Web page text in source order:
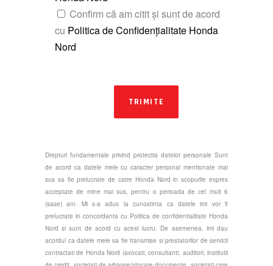
Confirm că am citit și sunt de acord
cu Politica de Confidențialitate Honda
Nord
TRIMITE
Drepturi fundamentale privind protectia datelor personale Sunt
de acord ca datele mele cu caracter personal mentionate mai
sus sa fie prelucrate de catre Honda Nord in scopurile expres
acceptate de mine mai sus, pentru o perioada de cel mult 6
(sase) ani. Mi s-a adus la cunostinta ca datele imi vor fi
prelucrate in concordanta cu Politica de confidentialitate Honda
Nord si sunt de acord cu acest lucru. De asemenea, imi dau
acordul ca datele mele sa fie transmise si prestatorilor de servicii
contractati de Honda Nord (avocati, consultanti, auditori, institutii